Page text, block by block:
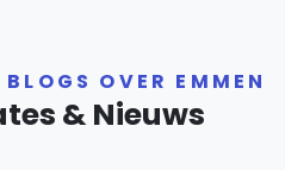
OVER EMMEN
& Nieuws